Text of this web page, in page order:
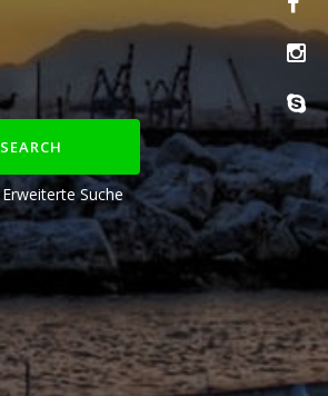
SEARCH
Erweiterte Suche